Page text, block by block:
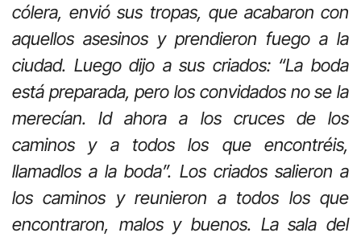
cólera, envió sus tropas, que acabaron con
aquellos asesinos y prendieron fuego a la
ciudad. Luego dijo a sus criados: “La boda
está preparada, pero los convidados no se la
merecían. Id ahora a los cruces de los
caminos y a todos los que encontréis,
llamadlos a la boda”. Los criados salieron a
los caminos y reunieron a todos los que
encontraron, malos y buenos. La sala del